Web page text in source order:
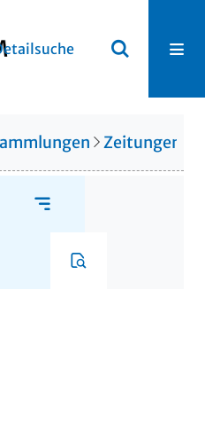
Zeitungen